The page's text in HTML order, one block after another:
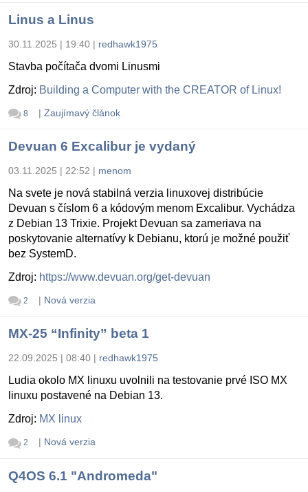
Linus a Linus
30.11.2025 | 19:40 | redhawk1975
Stavba počítača dvomi Linusmi
Zdroj: Building a Computer with the CREATOR of Linux!
8 | Zaujímavý článok
Devuan 6 Excalibur je vydaný
03.11.2025 | 22:52 | menom
Na svete je nová stabilná verzia linuxovej distribúcie
Devuan s číslom 6 a kódovým menom Excalibur. Vychádza
z Debian 13 Trixie. Projekt Devuan sa zameriava na
poskytovanie alternatívy k Debianu, ktorú je možné použiť
bez SystemD.
Zdroj: https://www.devuan.org/get-devuan
2 | Nová verzia
MX-25 “Infinity” beta 1
22.09.2025 | 08:40 | redhawk1975
Ludia okolo MX linuxu uvolnili na testovanie prvé ISO MX
linuxu postavené na Debian 13.
Zdroj: MX linux
2 | Nová verzia
Q4OS 6.1 "Andromeda"